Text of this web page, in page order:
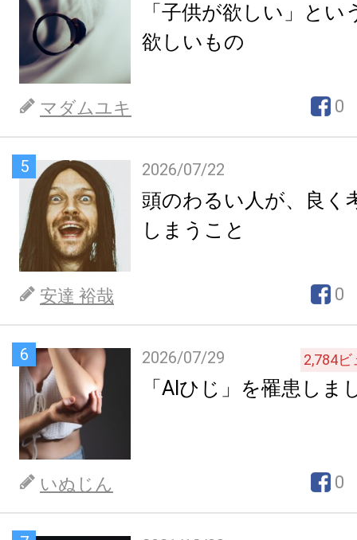
「子供が欲しい」とい
欲しいもの
マダムユキ 0
5 2026/07/22
頭のわるい人が、良く
しまうこと
安達 裕哉 0
6 2026/07/29 2,784ビ
「AIひじ」を罹患しま
いぬじん 0